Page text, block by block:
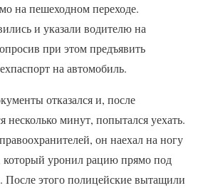
на пешеходном переходе.
и указали водителю на
при этом предъявить
на автомобиль.
отказался и, после
несколько минут, попытался уехать.
он наехал на ногу
который уронил рацию прямо под
После этого полицейские вытащили